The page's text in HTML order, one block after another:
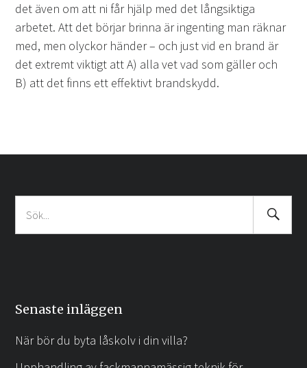
det även om att ni får hjälp med det långsiktiga
arbetet. Att det börjar brinna är ingenting man räknar
med, men olyckor händer – och just vid en brand är
det extremt viktigt att A) alla vet vad som gäller och
B) att det finns ett effektivt brandskydd.
Sök
efter:
Search
Senaste inläggen
När bör du byta låskolv i din villa?